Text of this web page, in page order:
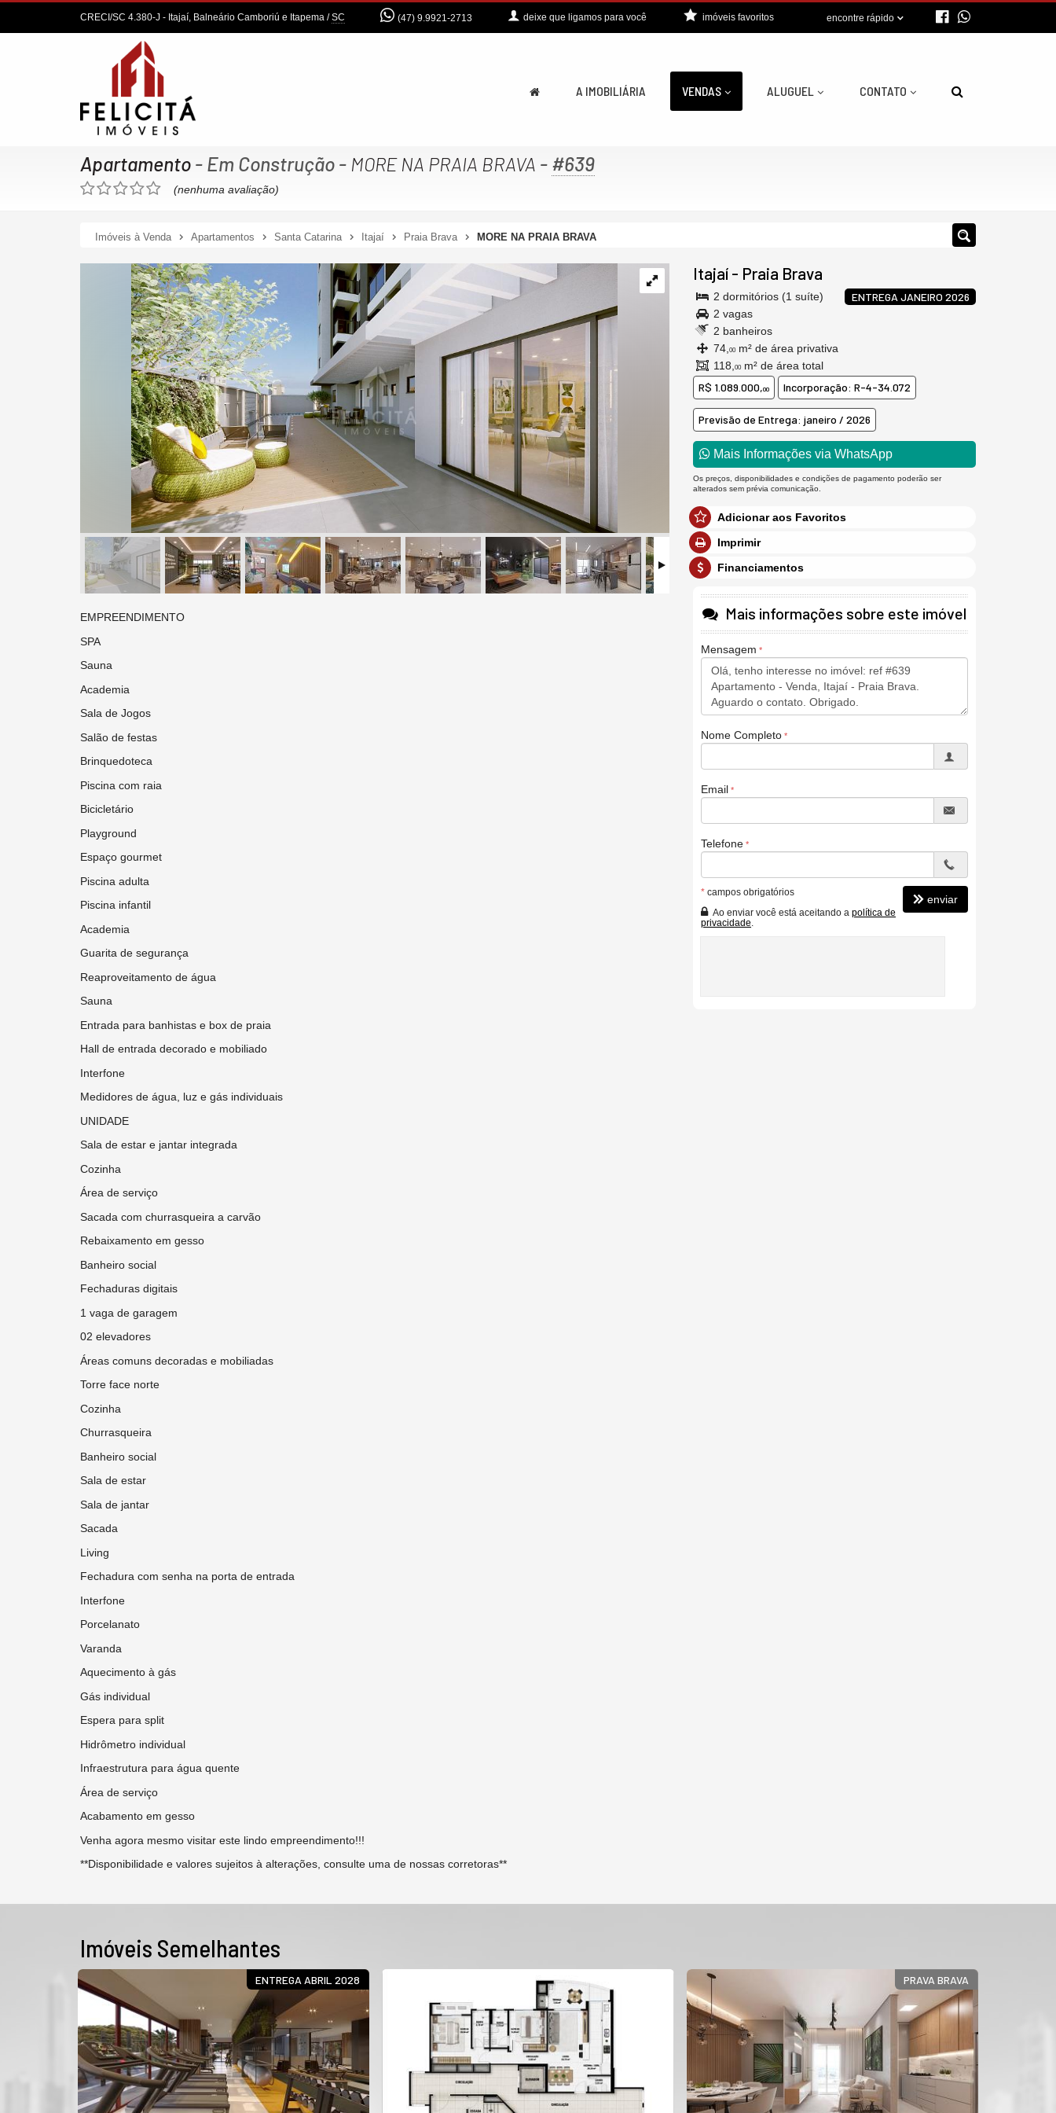
CRECI/SC 4.380-J - Itajaí, Balneário Camboriú e Itapema /SC (47) 9.9921-2713 deixe que ligamos para você encontre rápido
imóveis favoritos
A IMOBILIÁRIA VENDAS ALUGUEL CONTATO
Apartamento - Em Construção - MORE NA PRAIA BRAVA - #639
(nenhuma avaliação)
Imóveis à Venda Apartamentos Santa Catarina Itajaí Praia Brava MORE NA PRAIA BRAVA
EMPREENDIMENTO
SPA
Sauna
Academia
Sala de Jogos
Salão de festas
Brinquedoteca
Piscina com raia
Bicicletário
Playground
Espaço gourmet
Piscina adulta
Piscina infantil
Academia
Guarita de segurança
Reaproveitamento de água
Sauna
Entrada para banhistas e box de praia
Hall de entrada decorado e mobiliado
Interfone
Medidores de água, luz e gás individuais
UNIDADE
Sala de estar e jantar integrada
Cozinha
Área de serviço
Sacada com churrasqueira a carvão
Rebaixamento em gesso
Banheiro social
Fechaduras digitais
1 vaga de garagem
02 elevadores
Áreas comuns decoradas e mobiliadas
Torre face norte
Cozinha
Churrasqueira
Banheiro social
Sala de estar
Sala de jantar
Sacada
Living
Fechadura com senha na porta de entrada
Interfone
Porcelanato
Varanda
Aquecimento à gás
Gás individual
Espera para split
Hidrômetro individual
Infraestrutura para água quente
Área de serviço
Acabamento em gesso
Venha agora mesmo visitar este lindo empreendimento!!!
**Disponibilidade e valores sujeitos à alterações, consulte uma de nossas corretoras**
Itajaí - Praia Brava
ENTREGA JANEIRO 2026
2 dormitórios (1 suíte)
2 vagas
2 banheiros
74, 00 m² de área privativa
118, 00 m² de área total
R$ 1.089.000,00 Incorporação: R-4-34.072
Previsão de Entrega: janeiro / 2026
Mais Informações via WhatsApp
Os preços, disponibilidades e condições de pagamento poderão ser
alterados sem prévia comunicação.
Adicionar aos Favoritos
Imprimir
Financiamentos
Mais informações sobre este imóvel
Mensagem
Nome Completo
Email
Telefone
* campos obrigatórios
Ao enviar você está aceitando a política de
privacidade.
enviar
Imóveis Semelhantes
ENTREGA ABRIL 2028 PRAVA BRAVA